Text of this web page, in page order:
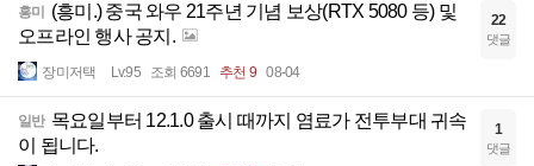
흥미
(흥미.) 중국 와우 21주년 기념 보상(RTX 5080 등) 및
오프라인 행사 공지.
장미저택 Lv.95 조회 6691 추천 9 08-04
22
댓글
일반 목요일부터 12.1.0 출시 때까지 염료가 전투부대 귀속
이 됩니다.
1
댓글